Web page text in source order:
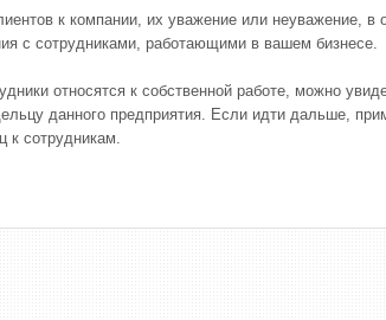
к компании, их уважение или неуважение, в
с сотрудниками, работающими в вашем бизнесе.
относятся к собственной работе, можно
данного предприятия. Если идти дальше,
к сотрудникам.